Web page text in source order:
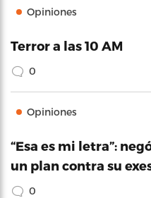
Opiniones
Terror a las 10 AM
0
Opiniones
“Esa es mi letra”:
un plan contra su
0